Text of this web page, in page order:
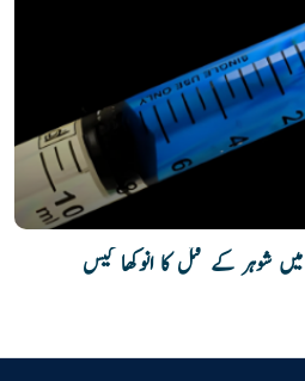
میں شوہر کے قتل کا انوکھا کیس